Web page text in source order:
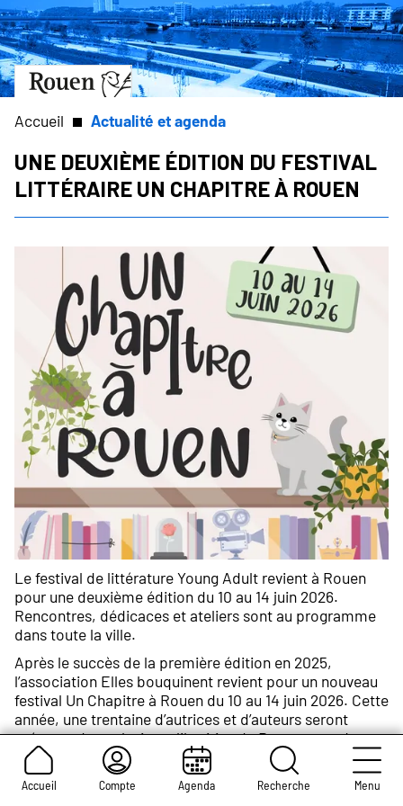
Aller
au
contenu
principal
Aller
à
la
page
d’accueil
Slide
1
of
1
Accueil Compte Agenda Recherche Menu
Fil
d'Ariane
Accueil Actualité et agenda
Une deuxième édition du festival
littéraire Un Chapitre à Rouen
Le festival de littérature Young Adult revient à Rouen
pour une deuxième édition du 10 au 14 juin 2026.
Rencontres, dédicaces et ateliers sont au programme
dans toute la ville.
Après le succès de la première édition en 2025,
l’association Elles bouquinent revient pour un nouveau
festival Un Chapitre à Rouen du 10 au 14 juin 2026. Cette
année, une trentaine d’autrices et d’auteurs seront
présents dans plusieurs librairies de Rouen pour des
rencontres et des dédicaces. Plusieurs ateliers sont
également organisés et, le mercredi 10 juin, la
projection d’un film adapté d’un roman Young Adult, Le